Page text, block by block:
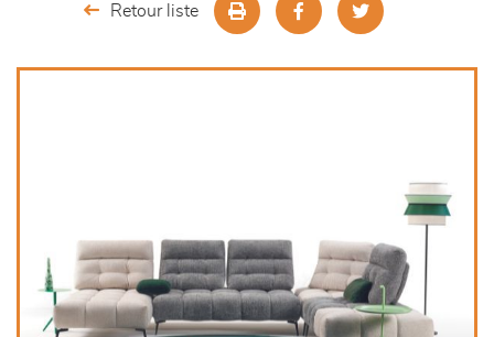
Retour liste